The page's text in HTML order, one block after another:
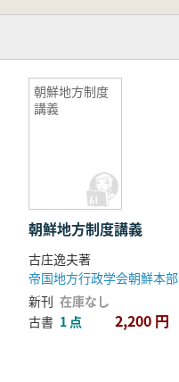
朝鮮地方制度
講義
朝鮮地方制度講義
古庄逸夫著
帝国地方行政学会朝鮮本部
新刊 在庫なし
古書 1 点 2,200 円